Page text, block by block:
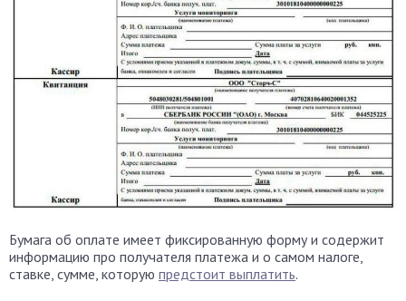
Бумага об оплате имеет фиксированную форму и содержит
информацию про получателя платежа и о самом налоге,
ставке, сумме, которую предстоит выплатить.